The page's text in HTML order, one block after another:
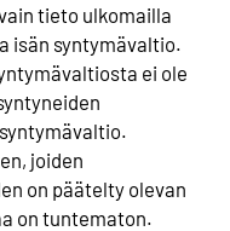
tieto ulkomailla
isän syntymävaltio.
ei ole
joiden
on päätelty olevan
on tuntematon.